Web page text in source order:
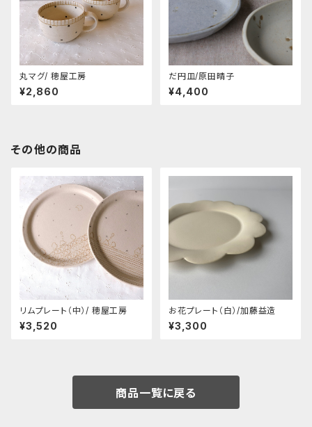
丸マグ/ 穂屋工房
¥2,860
だ円皿/原田晴子
¥4,400
その他の商品
リムプレート（中）/ 穂屋工房
¥3,520
お花プレート（白）/加藤益造
¥3,300
商品一覧に戻る